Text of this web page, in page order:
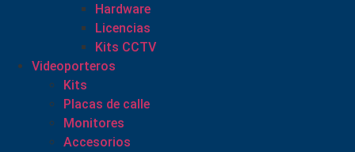
Hardware
Licencias
Kits CCTV
Videoporteros
Kits
Placas de calle
Monitores
Accesorios